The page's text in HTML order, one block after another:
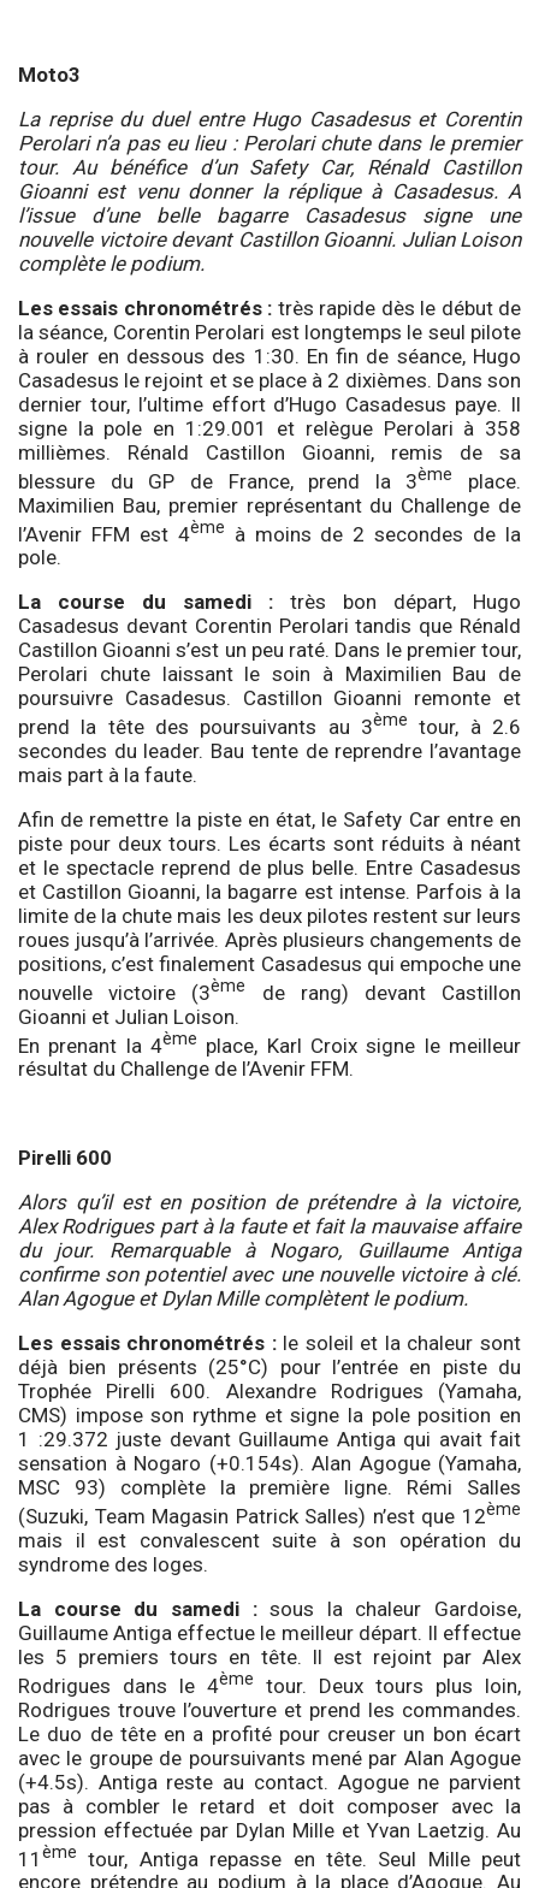
Moto3
La reprise du duel entre Hugo Casadesus et Corentin
Perolari n’a pas eu lieu : Perolari chute dans le premier
tour. Au bénéfice d’un Safety Car, Rénald Castillon
Gioanni est venu donner la réplique à Casadesus. A
l’issue d’une belle bagarre Casadesus signe une
nouvelle victoire devant Castillon Gioanni. Julian Loison
complète le podium.
Les essais chronométrés : très rapide dès le début de
la séance, Corentin Perolari est longtemps le seul pilote
à rouler en dessous des 1:30. En fin de séance, Hugo
Casadesus le rejoint et se place à 2 dixièmes. Dans son
dernier tour, l’ultime effort d’Hugo Casadesus paye. Il
signe la pole en 1:29.001 et relègue Perolari à 358
millièmes. Rénald Castillon Gioanni, remis de sa
blessure du GP de France, prend la 3ème
place.
Maximilien Bau, premier représentant du Challenge de
l’Avenir FFM est 4ème
à moins de 2 secondes de la
pole.
La course du samedi : très bon départ, Hugo
Casadesus devant Corentin Perolari tandis que Rénald
Castillon Gioanni s’est un peu raté. Dans le premier tour,
Perolari chute laissant le soin à Maximilien Bau de
poursuivre Casadesus. Castillon Gioanni remonte et
prend la tête des poursuivants au 3ème
tour, à 2.6
secondes du leader. Bau tente de reprendre l’avantage
mais part à la faute.
Afin de remettre la piste en état, le Safety Car entre en
piste pour deux tours. Les écarts sont réduits à néant
et le spectacle reprend de plus belle. Entre Casadesus
et Castillon Gioanni, la bagarre est intense. Parfois à la
limite de la chute mais les deux pilotes restent sur leurs
roues jusqu’à l’arrivée. Après plusieurs changements de
positions, c’est finalement Casadesus qui empoche une
nouvelle victoire (3ème
de rang) devant Castillon
Gioanni et Julian Loison.
En prenant la 4ème place, Karl Croix signe le meilleur
résultat du Challenge de l’Avenir FFM.
Pirelli 600
Alors qu’il est en position de prétendre à la victoire,
Alex Rodrigues part à la faute et fait la mauvaise affaire
du jour. Remarquable à Nogaro, Guillaume Antiga
confirme son potentiel avec une nouvelle victoire à clé.
Alan Agogue et Dylan Mille complètent le podium.
Les essais chronométrés :le soleil et la chaleur sont
déjà bien présents (25°C) pour l’entrée en piste du
Trophée Pirelli 600. Alexandre Rodrigues (Yamaha,
CMS) impose son rythme et signe la pole position en
1 :29.372 juste devant Guillaume Antiga qui avait fait
sensation à Nogaro (+0.154s). Alan Agogue (Yamaha,
MSC 93) complète la première ligne. Rémi Salles
(Suzuki, Team Magasin Patrick Salles) n’est que 12ème
mais il est convalescent suite à son opération du
syndrome des loges.
La course du samedi :sous la chaleur Gardoise,
Guillaume Antiga effectue le meilleur départ. Il effectue
les 5 premiers tours en tête. Il est rejoint par Alex
Rodrigues dans le 4ème
tour. Deux tours plus loin,
Rodrigues trouve l’ouverture et prend les commandes.
Le duo de tête en a profité pour creuser un bon écart
avec le groupe de poursuivants mené par Alan Agogue
(+4.5s). Antiga reste au contact. Agogue ne parvient
pas à combler le retard et doit composer avec la
pression effectuée par Dylan Mille et Yvan Laetzig. Au
11 ème
tour, Antiga repasse en tête. Seul Mille peut
encore prétendre au podium à la place d’Agogue. Au